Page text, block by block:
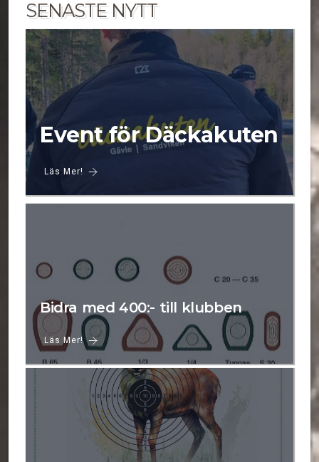
SENASTE NYTT
Event för Däckakuten
Läs Mer!
Bidra med 400:- till klubben
Läs Mer!